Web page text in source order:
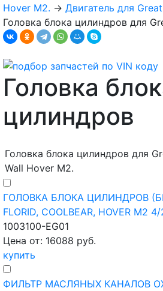
Hover M2. → Двигатель для
Головка блока цилиндров для
Головка
цилиндров
Головка блока цилиндров для
Wall Hover M2.
ГОЛОВКА БЛОКА ЦИЛИНДРОВ
FLORID, COOLBEAR, HOVER M2
1003100-EG01
Цена от: 16088 руб.
купить
ФИЛЬТР МАСЛЯНЫХ КАНАЛОВ